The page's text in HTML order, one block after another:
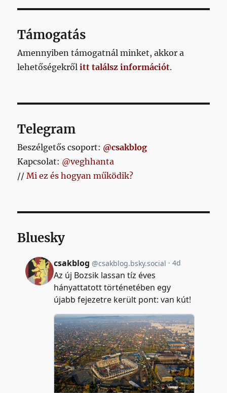
Támogatás
Amennyiben támogatnál minket, akkor a
lehetőségekrőlitt találsz információt.
Telegram
Beszélgetős csoport: @csakblog
Kapcsolat: @veghhanta
//Mi ez és hogyan működik?
Bluesky